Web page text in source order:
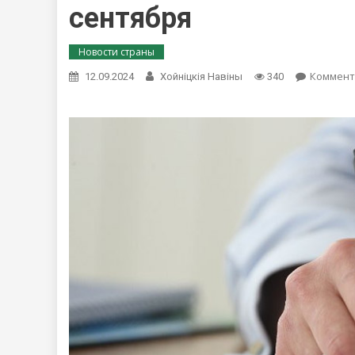
сентября
Новости страны
12.09.2024 Хойнiцкiя Навiны 340